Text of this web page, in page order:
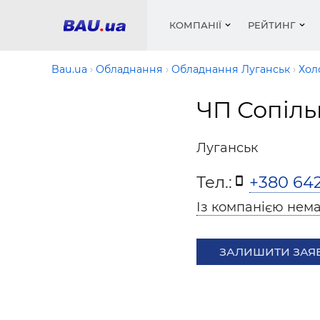
КОМПАНІЇ
Вікна
Фарби,
РЕЙТИНГ
Медіа
Труби,
Bau.ua Обладнання Обладнання Луганськ
ЧП
Луганськ
Тел.: +380
Із компанією
ЗАЛИШИТИ